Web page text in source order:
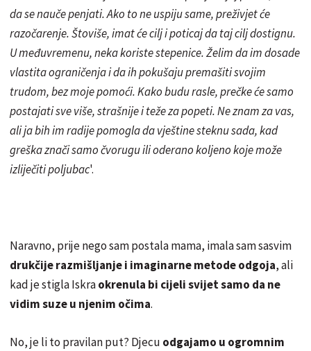
da se nauče penjati. Ako to ne uspiju same, preživjet će
razočarenje. Štoviše, imat će cilj i poticaj da taj cilj dostignu.
U međuvremenu, neka koriste stepenice. Želim da im dosade
vlastita ograničenja i da ih pokušaju premašiti svojim
trudom, bez moje pomoći. Kako budu rasle, prečke će samo
postajati sve više, strašnije i teže za popeti. Ne znam za vas,
ali ja bih im radije pomogla da vještine steknu sada, kad
greška znači samo čvorugu ili oderano koljeno koje može
izliječiti poljubac'.
Naravno, prije nego sam postala mama, imala sam sasvim
drukčije razmišljanje i imaginarne metode odgoja, ali
kad je stigla Iskraokrenula bi cijeli svijet samo da ne
vidim suze u njenim očima.
No, je li to pravilan put? Djecu odgajamo u ogromnim